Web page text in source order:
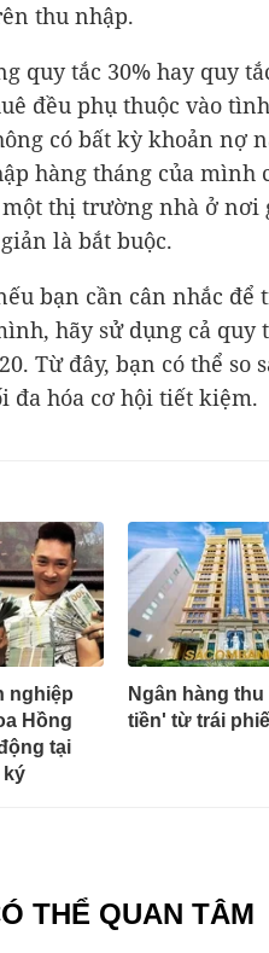
thu nhập.
quy tắc 30% hay quy
đều phụ thuộc vào
có bất kỳ khoản nợ
hàng tháng của mình
thị trường nhà ở nơi
là bắt buộc.
bạn cần cân nhắc để
hãy sử dụng cả quy
Từ đây, bạn có thể
đa hóa cơ hội tiết kiệm.
nghiệp
Hồng
tại
ký
Ngân hàng
tiền' từ trái
THỂ QUAN TÂM